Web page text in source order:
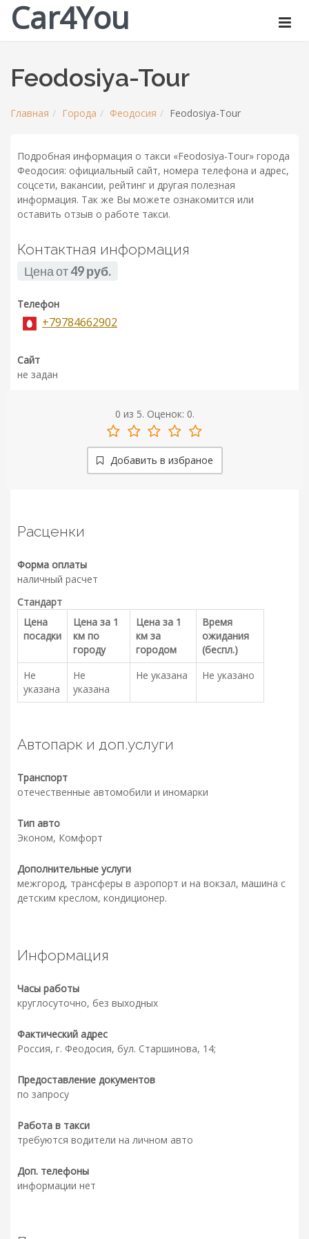
Car4You
Feodosiya-Tour
Главная Города Феодосия Feodosiya-Tour
Подробная информация о такси «Feodosiya-Tour» города
Феодосия: официальный сайт, номера телефона и адрес,
соцсети, вакансии, рейтинг и другая полезная
информация. Так же Вы можете ознакомится или
оставить отзыв о работе такси.
Контактная информация
Цена от49 руб.
Телефон
+79784662902
Сайт
не задан
0 из 5. Оценок: 0.
Добавить в избраное
Расценки
Форма оплаты
наличный расчет
Стандарт
Цена
посадки
Цена за 1
км по
городу
Цена за 1
км за
городом
Время
ожидания
(беспл.)
Не
указана
Не
указана
Не указана Не указано
Автопарк и доп.услуги
Транспорт
отечественные автомобили и иномарки
Тип авто
Эконом, Комфорт
Дополнительные услуги
межгород, трансферы в аэропорт и на вокзал, машина с
детским креслом, кондиционер.
Информация
Часы работы
круглосуточно, без выходных
Фактический адрес
Россия, г. Феодосия, бул. Старшинова, 14;
Предоставление документов
по запросу
Работа в такси
требуются водители на личном авто
Доп. телефоны
информации нет